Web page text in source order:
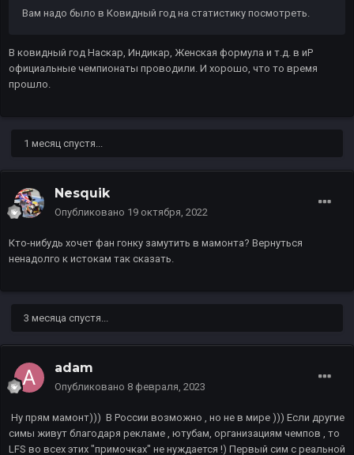
Вам надо было в Ковидный год на статистику посмотреть.
В ковидный год Наскар, Индикар, Женская формула и т.д. в иР
официальные чемпионаты проводили. И хорошо, что то время
прошло.
1 месяц спустя...
Nesquik
Опубликовано 19 октября, 2022
Кто-нибудь хочет фан гонку замутить в мамонта? Вернуться
ненадолго к истокам так сказать.
3 месяца спустя...
adam
Опубликовано 8 февраля, 2023
Ну прям мамонт))) В России возможно , но не в мире ))) Если другие
симы живут благодаря рекламе , ютубам, организациям чемпов , то
LFS во всех этих "примочках" не нуждается !) Первый сим с реальной